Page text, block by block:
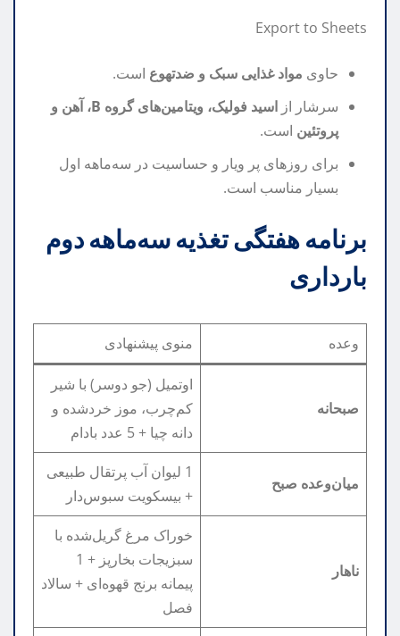
Export to Sheets
حاوی مواد غذایی سبک و ضدتهوع است.
سرشار از
اسید فولیک، ویتامین‌های گروه B، آهن و
پروتئین است.
برای روزهای پر ویار و حساسیت در سه‌ماهه اول
بسیار مناسب است.
برنامه هفتگی تغذیه سه‌ماهه دوم
بارداری
وعده منوی پیشنهادی
صبحانه
اوتمیل (جو دوسر) با شیر
کم‌چرب، موز خردشده و
دانه چیا + 5 عدد بادام
میان‌وعده صبح
1 لیوان آب پرتقال طبیعی
+ بیسکویت سبوس‌دار
ناهار
خوراک مرغ گریل‌شده با
سبزیجات بخارپز + 1
پیمانه برنج قهوه‌ای + سالاد
فصل